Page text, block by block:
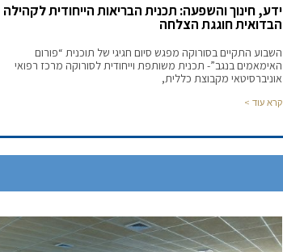
ידע, חינוך והשפעה: תכנית הבריאות הייחודית לקהילה
הבדואית חוגגת הצלחה
השבוע התקיים בסורוקה מפגש סיום חגיגי של תוכנית “פורום
האימאמים בנגב”- תכנית משותפת וייחודית לסורוקה מרכז רפואי
אוניברסיטאי מקבוצת כללית,
קרא עוד >